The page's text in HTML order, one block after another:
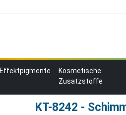
Effektpigmente
Kosmetische
Zusatzstoffe
KT-8242 -